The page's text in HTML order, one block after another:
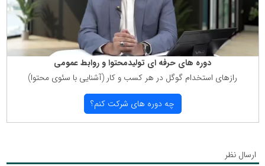
دوره های حرفه ای تولیدمحتوا و روابط عمومی
رازهای استخدام گوگل در هر كسب و كار (آشنایی با سئوی محتوا)
چه دوره های شركت كنم؟
ارسال نظر